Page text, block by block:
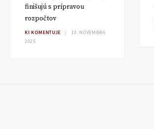
finišujú s prípravou
rozpočtov
KI KOMENTUJE
13. NOVEMBRA
2025